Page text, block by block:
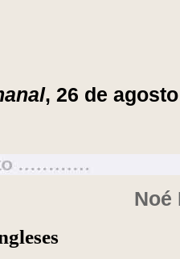
, 26 de
Noé